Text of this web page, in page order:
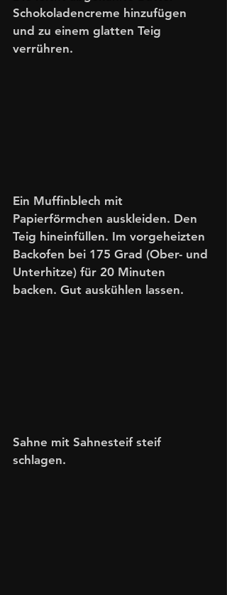
Schokoladencreme hinzufügen
und zu einem glatten Teig
verrühren.
Ein Muffinblech mit
Papierförmchen auskleiden. Den
Teig hineinfüllen. Im vorgeheizten
Backofen bei 175 Grad (Ober- und
Unterhitze) für 20 Minuten
backen. Gut auskühlen lassen.
Sahne mit Sahnesteif steif
schlagen.